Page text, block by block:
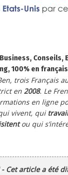
Conseils,
100% en
trois Français
en2008. Le
en ligne
vivent, qui
ou qui
Cet article a été